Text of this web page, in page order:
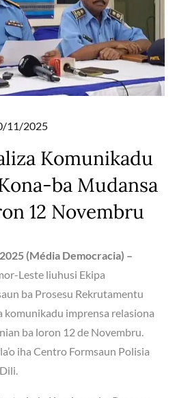
11/2025
Komunikadu
ba Mudansa
12 Novembru
(Média Democracia) –
Leste liuhusi Ekipa
ba Prosesu Rekrutamentu
komunikadu imprensa relasiona
ba loron 12 de Novembru.
iha Centro Formsaun Polisia